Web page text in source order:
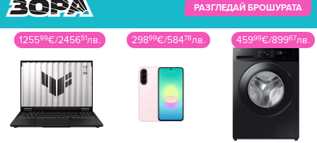
РАЗГЛЕДАЙ БРОШУРАТА
125599€/245651лв. 29899€/58478лв. 45999€/89967лв.